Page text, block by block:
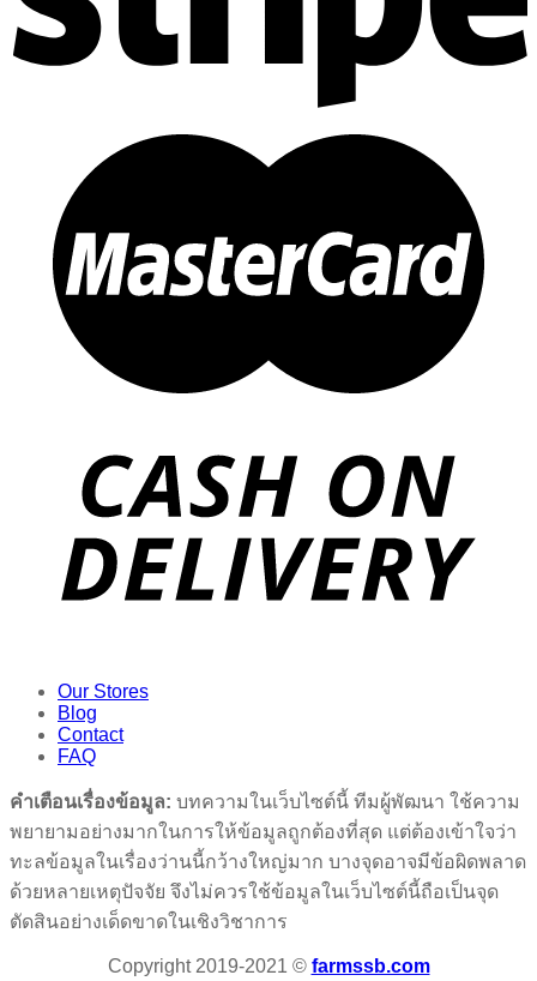
Our Stores
Blog
Contact
FAQ
คำเตือนเรื่องข้อมูล: บทความในเว็บไซต์นี้ ทีมผู้พัฒนา ใช้ความ
พยายามอย่างมากในการให้ข้อมูลถูกต้องที่สุด แต่ต้องเข้าใจว่า
ทะลข้อมูลในเรื่องว่านนี้กว้างใหญ่มาก บางจุดอาจมีข้อผิดพลาด
ด้วยหลายเหตุปัจจัย จึงไม่ควรใช้ข้อมูลในเว็บไซต์นี้ถือเป็นจุด
ตัดสินอย่างเด็ดขาดในเชิงวิชาการ
Copyright 2019-2021 © farmssb.com